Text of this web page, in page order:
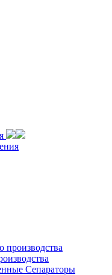
Сепараторы